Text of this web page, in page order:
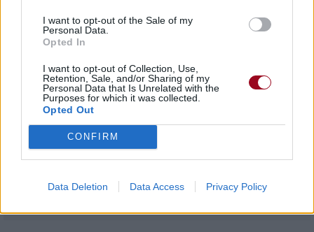
I want to opt-out of the Sale of my
Personal Data.
Opted In
I want to opt-out of Collection, Use,
Retention, Sale, and/or Sharing of my
Personal Data that Is Unrelated with the
Purposes for which it was collected.
Opted Out
CONFIRM
Data Deletion Data Access Privacy Policy